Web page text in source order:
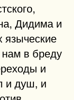
Дидима и
языческие
в бреду
и
и душ, и